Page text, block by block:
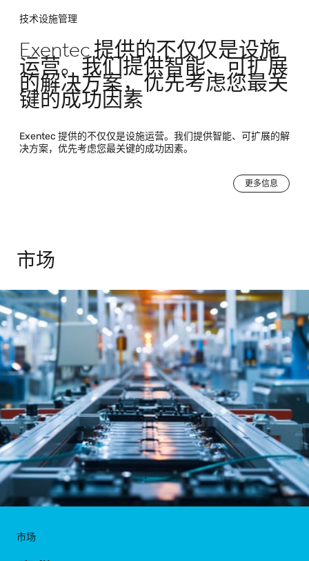
技术设施管理
Exentec 提供的不仅仅是设施
运营。我们提供智能、可扩展
的解决方案，优先考虑您最关
键的成功因素
Exentec 提供的不仅仅是设施运营。我们提供智能、可扩展的解
决方案，优先考虑您最关键的成功因素。
更多信息
市场
市场